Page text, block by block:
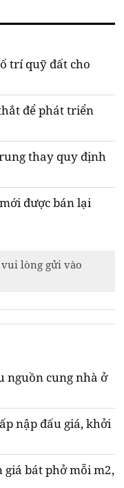
trí quỹ đất cho
để phát triển
thay quy định
được bán lại
lòng gửi vào
nguồn cung nhà ở
nập đấu giá, khởi
bát phở mỗi m2,